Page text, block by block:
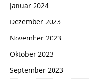
Januar 2024
Dezember 2023
November 2023
Oktober 2023
September 2023